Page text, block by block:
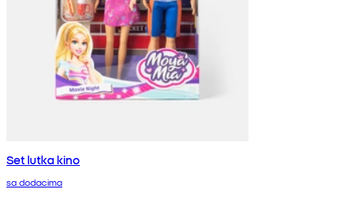
Set lutka kino
sa dodacima